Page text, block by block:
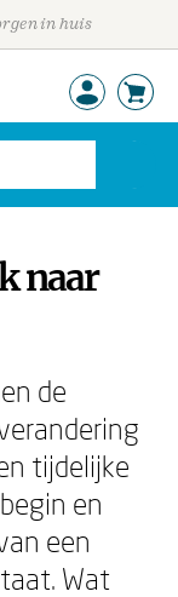
in huis
naar
de
tijdelijke
en
een
Wat